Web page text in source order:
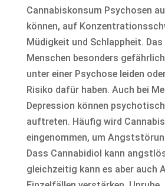
Cannabiskonsum Psychosen
können, auf
Müdigkeit und Schlappheit.
Menschen besonders
unter einer Psychose leiden
Risiko dafür haben. Auch bei
Depression können
auftreten. Häufig wird
eingenommen, um
Dass Cannabidiol kann
gleichzeitig kann es aber auch